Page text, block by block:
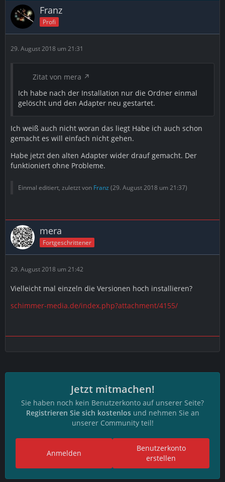
Franz
Profi
29. August 2018 um 21:31
Zitat von mera
Ich habe nach der Installation nur die Ordner einmal
gelöscht und den Adapter neu gestartet.
Ich weiß auch nicht woran das liegt Habe ich auch schon
gemacht es will einfach nicht gehen.
Habe jetzt den alten Adapter wider drauf gemacht. Der
funktioniert ohne Probleme.
Einmal editiert, zuletzt von Franz (29. August 2018 um 21:37)
mera
Fortgeschrittener
29. August 2018 um 21:42
Vielleicht mal einzeln die Versionen hoch installieren?
schimmer-media.de/index.php?attachment/4155/
Jetzt mitmachen!
Sie haben noch kein Benutzerkonto auf unserer Seite?
Registrieren Sie sich kostenlosund nehmen Sie an
unserer Community teil!
Benutzerkonto
erstellen
Anmelden